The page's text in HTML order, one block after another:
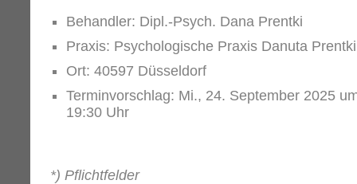
Behandler: Dipl.-Psych. Dana Prentki
Praxis: Psychologische Praxis Danuta Prentki
Ort: 40597 Düsseldorf
Terminvorschlag: Mi., 24. September 2025
19:30 Uhr
*) Pflichtfelder